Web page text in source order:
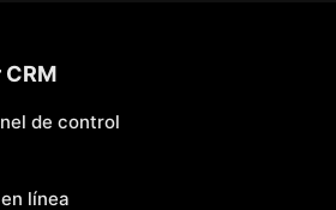
de control
línea